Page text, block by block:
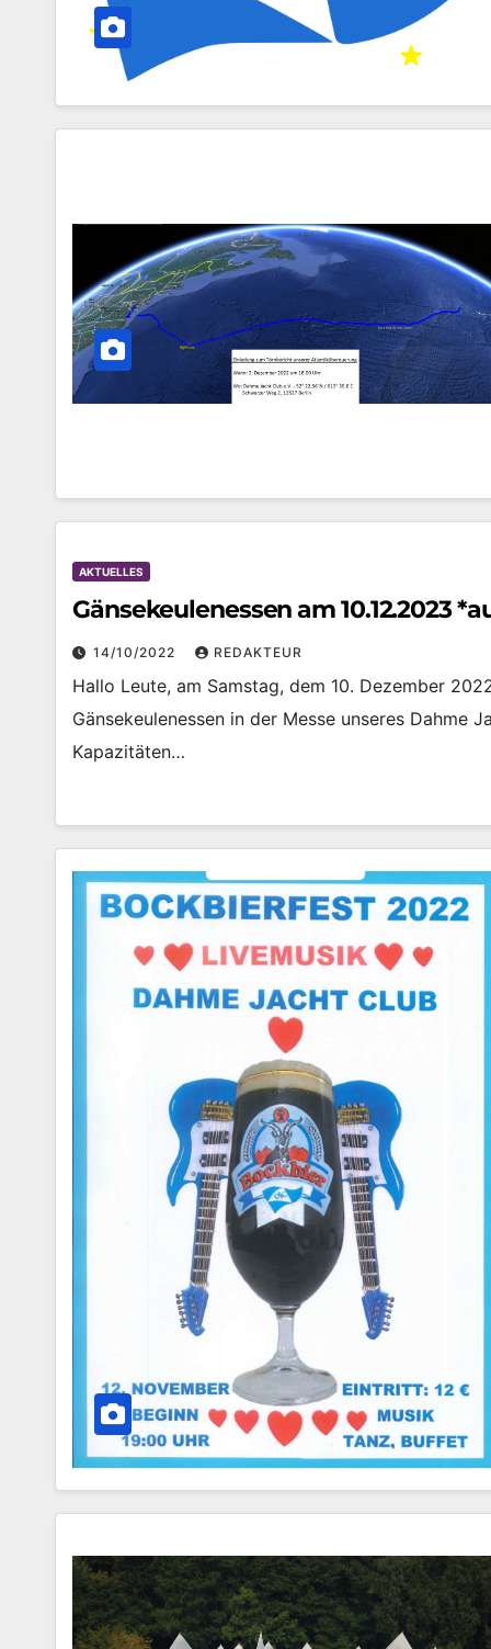
AKTUELLES
Gänsekeulenessen am 10.12.2023
14/10/2022 REDAKTEUR
Hallo Leute, am Samstag, dem 10. Dezember
Gänsekeulenessen in der Messe unseres Dahme
Kapazitäten…